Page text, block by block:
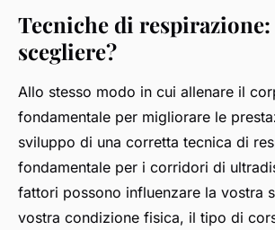
Tecniche di respirazione:
scegliere?
Allo stesso modo in cui allenare il
fondamentale per migliorare le
sviluppo di una corretta tecnica di
fondamentale per i corridori di
fattori possono influenzare la vostra
vostra condizione fisica, il tipo di